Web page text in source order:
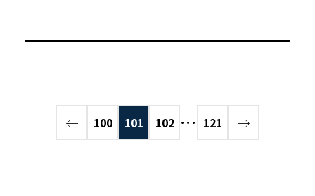
100 101 102 ･･･ 121